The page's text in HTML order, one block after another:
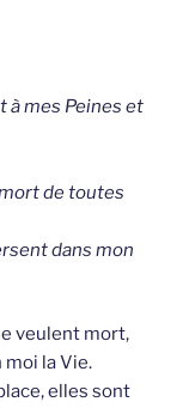
à mes Peines et
mort de toutes
dans mon
veulent mort,
moi la Vie.
elles sont